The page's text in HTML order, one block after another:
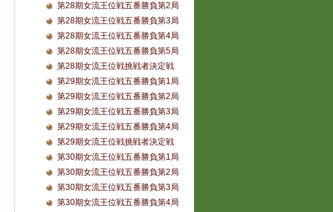
第28期女流王位戦五番勝負第2局
第28期女流王位戦五番勝負第3局
第28期女流王位戦五番勝負第4局
第28期女流王位戦五番勝負第5局
第28期女流王位戦挑戦者決定戦
第29期女流王位戦五番勝負第1局
第29期女流王位戦五番勝負第2局
第29期女流王位戦五番勝負第3局
第29期女流王位戦五番勝負第4局
第29期女流王位戦挑戦者決定戦
第30期女流王位戦五番勝負第1局
第30期女流王位戦五番勝負第2局
第30期女流王位戦五番勝負第3局
第30期女流王位戦五番勝負第4局